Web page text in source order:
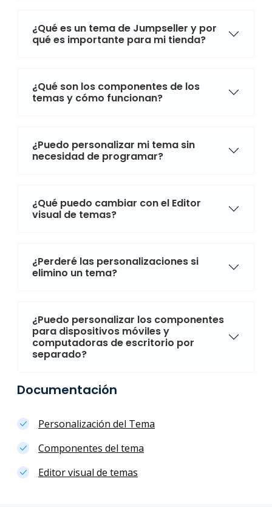
¿Qué es un tema de Jumpseller y por
qué es importante para mi tienda?
¿Qué son los componentes de los
temas y cómo funcionan?
¿Puedo personalizar mi tema sin
necesidad de programar?
¿Qué puedo cambiar con el Editor
visual de temas?
¿Perderé las personalizaciones si
elimino un tema?
¿Puedo personalizar los componentes
para dispositivos móviles y
computadoras de escritorio por
separado?
Documentación
Personalización del Tema
Componentes del tema
Editor visual de temas